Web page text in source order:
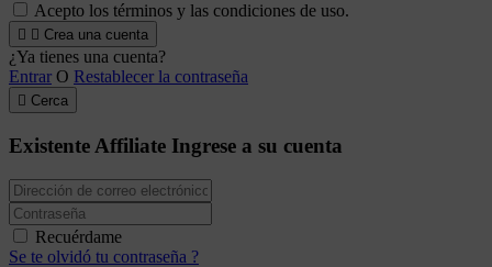
Acepto los términos y las condiciones de uso.
  Crea una cuenta
¿Ya tienes una cuenta?
Entrar O Restablecer la contraseña
 Cerca
Existente Affiliate Ingrese a su cuenta
Recuérdame
Se te olvidó tu contraseña ?